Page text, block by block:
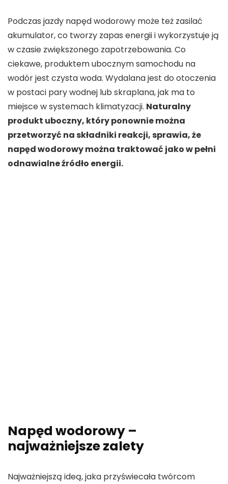
Podczas jazdy napęd wodorowy może też zasilać
akumulator, co tworzy zapas energii i wykorzystuje ją
w czasie zwiększonego zapotrzebowania. Co
ciekawe, produktem ubocznym samochodu na
wodór jest czysta woda. Wydalana jest do otoczenia
w postaci pary wodnej lub skraplana, jak ma to
miejsce w systemach klimatyzacji. Naturalny
produkt uboczny, który ponownie można
przetworzyć na składniki reakcji, sprawia, że
napęd wodorowy można traktować jako w pełni
odnawialne źródło energii.
Napęd wodorowy –
najważniejsze zalety
Najważniejszą ideą, jaka przyświecała twórcom